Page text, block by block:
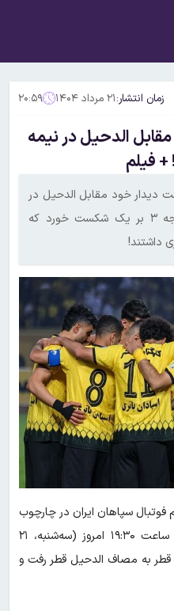
زمان انتشار:۲۱ مرداد ۱۴۰۴ ۲۰:۵۹
مقابل الدحیل در نیمه
فیلم
دیدار خود مقابل الدحیل در
لیگ نخبگان در شرایطی با نتیجه ۳ بر یک شکست خورد که
داشتند!
فوتبال سپاهان ایران در چارچوب
رقابت‌ پلی‌آف لیگ نخبگان آسیا از ساعت ۱۹:۳۰ امروز (سه‌شنبه، ۲۱
قطر به مصاف الدحیل قطر رفت و